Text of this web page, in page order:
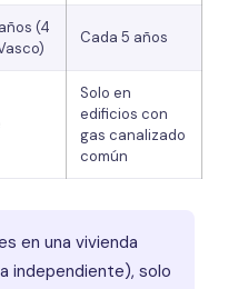
(4
Cada 5 años
Solo en
edificios con
gas canalizado
común
en una vivienda
independiente), solo